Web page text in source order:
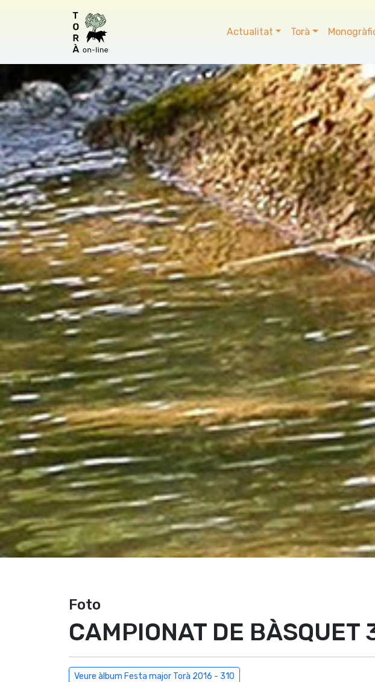
Actualitat Torà
Foto
CAMPIONAT DE BÀSQUET
Veure àlbum Festa major Torà 2016 - 310